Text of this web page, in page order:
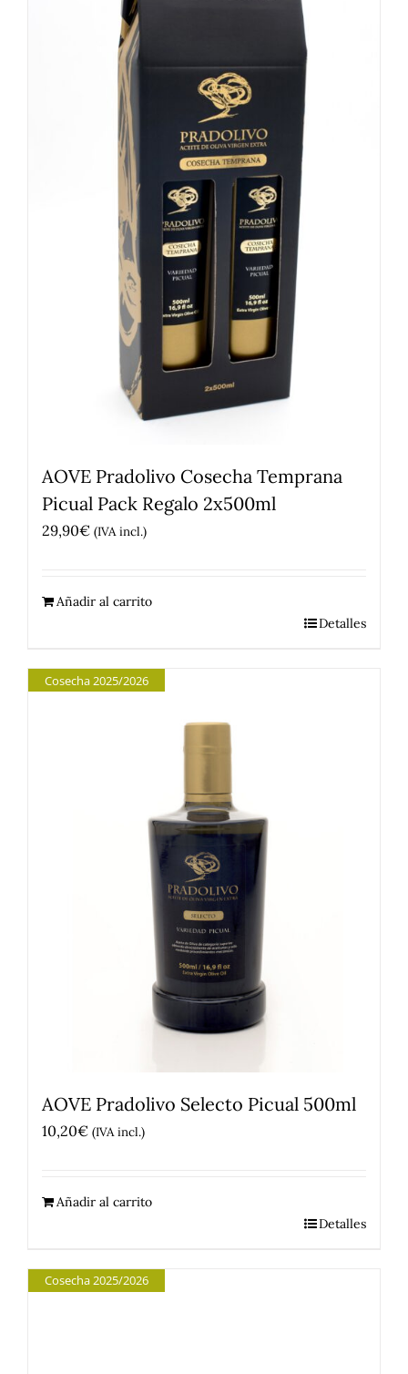
AOVE Pradolivo Cosecha Temprana
Picual Pack Regalo 2x500ml
29,90€ (IVA incl.)
Añadir al carrito
Detalles
Cosecha 2025/2026
AOVE Pradolivo Selecto Picual 500ml
10,20€ (IVA incl.)
Añadir al carrito
Detalles
Cosecha 2025/2026